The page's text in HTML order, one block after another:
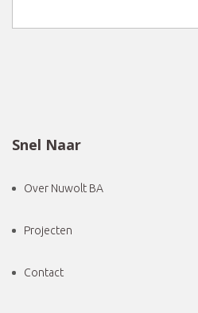
Snel Naar
Over Nuwolt BA
Projecten
Contact